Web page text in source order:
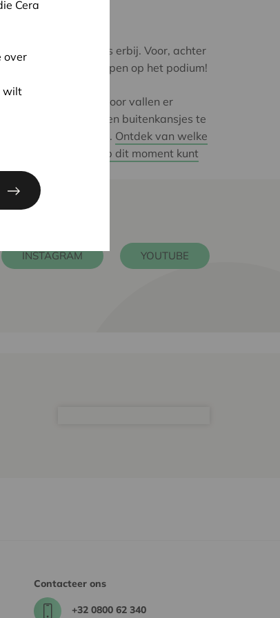
Alexandra was erbij. Voor, achter
en zelfs even open op het podium!
Het hele jaar door vallen er
binnenpretjes en buitenkansjes te
scoren bij Cera. Ontdek van welke
voordelen je op dit moment kunt
INSTAGRAM YOUTUBE
Contacteer ons
+32 0800 62 340
Cera
over
wilt